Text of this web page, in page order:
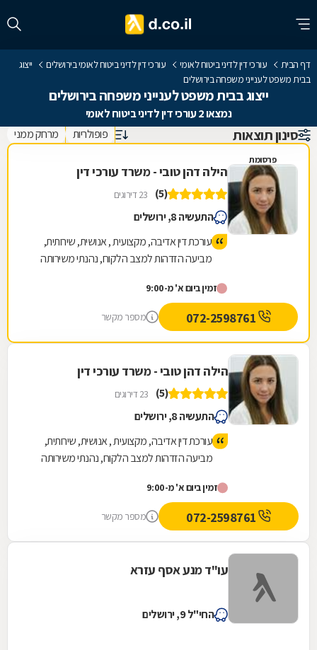
דף הבית עורכי דין לדיני ביטוח לאומי עורכי דין לדיני ביטוח לאומי בירושלים
ייצוג
בבית משפט לענייני משפחה בירושלים
ייצוג בבית משפט לענייני משפחה בירושלים
נמצאו 2 עורכי דין לדיני ביטוח לאומי
סינון תוצאות פופולריות מרחק ממני
פרסומת
הילה דהן טובי - משרד עורכי דין
(5) 23 דירוגים
התעשיה 8, ירושלים
עורכת דין אדיבה, מקצועית , אנושית, שירותית,
מביעה הזדהות למצב הלקוח, נהנתי משירותה
זמין ביום א' מ-9:00
מספר מקשר
הילה דהן טובי - משרד עורכי דין
(5) 23 דירוגים
התעשיה 8, ירושלים
עורכת דין אדיבה, מקצועית , אנושית, שירותית,
מביעה הזדהות למצב הלקוח, נהנתי משירותה
זמין ביום א' מ-9:00
מספר מקשר
עו"ד מנע אסף עזרא
החי"ל 9, ירושלים